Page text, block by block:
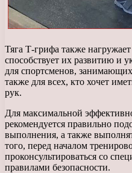
Тяга Т-грифа также
способствует их развитию и
для спортсменов,
также для всех, кто хочет
рук.
Для максимальной
рекомендуется правильно
выполнения, а также
того, перед началом
проконсультироваться со
правилами безопасности.